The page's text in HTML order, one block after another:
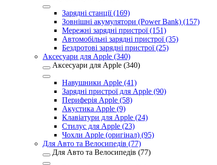
Зарядні станції (169)
Зовнішні акумулятори (Power Bank) (157)
Мережні зарядні пристрої (151)
Автомобільні зарядні пристрої (35)
Бездротові зарядні пристрої (25)
Аксесуари для Apple (340)
Аксесуари для Apple (340)
Навушники Apple (41)
Зарядні пристрої для Apple (90)
Периферія Apple (58)
Акустика Apple (9)
Клавіатури для Apple (24)
Стилус для Apple (23)
Чохли Apple (оригінал) (95)
Для Авто та Велосипедів (77)
Для Авто та Велосипедів (77)